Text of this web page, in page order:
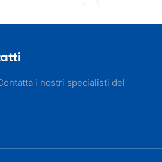
i nostri specialisti del